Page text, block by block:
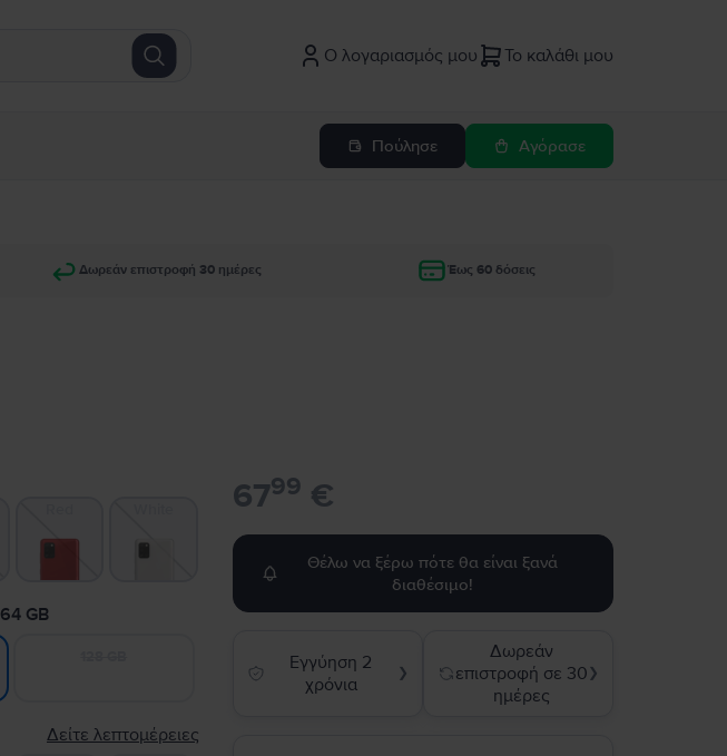
Ο λογαριασμός μου Το καλάθι μου
Πούλησε Αγόρασε
Δωρεάν επιστροφή 30 ημέρες Έως 60 δόσεις
64 GB
Δείτε λεπτομέρειες
6799 €
Θέλω να ξέρω πότε θα είναι ξανά
διαθέσιμο!
Εγγύηση 2
χρόνια
❯
Δωρεάν
επιστροφή σε 30
ημέρες
❯